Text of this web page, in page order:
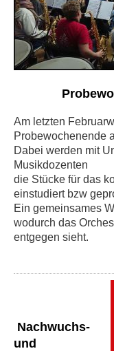
Am letzten
Probewochenende
Dabei werden mit
Musikdozenten
die Stücke für das
einstudiert bzw
Ein gemeinsames
wodurch das
entgegen sieht.
Nachwuchs-
und